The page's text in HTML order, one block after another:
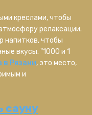
креслами, чтобы
релаксации.
напитков, чтобы
вкусы. "1000 и 1
в Рязани, это место,
и
сауну